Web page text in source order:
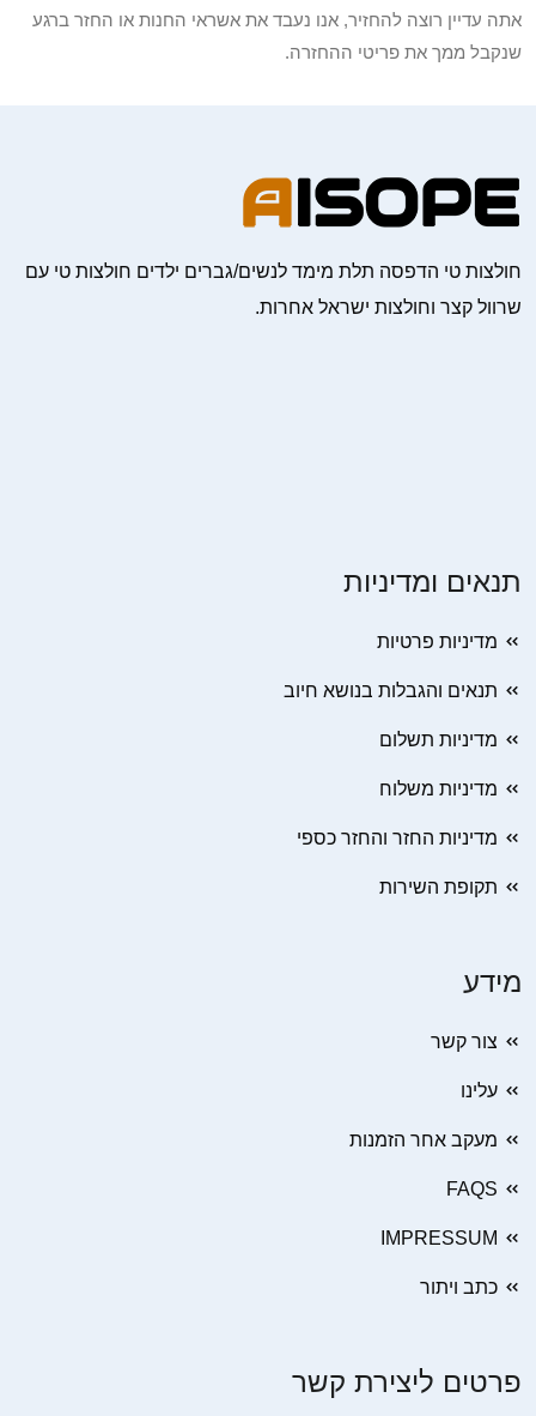
אתה עדיין רוצה להחזיר, אנו נעבד את אשראי החנות או החזר ברגע
שנקבל ממך את פריטי ההחזרה.
חולצות טי הדפסה תלת מימד לנשים/גברים ילדים חולצות טי עם
שרוול קצר וחולצות ישראל אחרות.
תנאים ומדיניות
מדיניות פרטיות
תנאים והגבלות בנושא חיוב
מדיניות תשלום
מדיניות משלוח
מדיניות החזר והחזר כספי
תקופת השירות
מידע
צור קשר
עלינו
מעקב אחר הזמנות
FAQS
IMPRESSUM
כתב ויתור
פרטים ליצירת קשר